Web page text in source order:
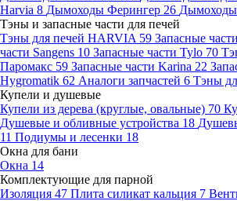
Harvia 8 Дымоходы Ферингер 26
Тэны и запасные части для печей
Тэны для печей HARVIA 59 Запасные
части Sangens 10 Запасные части Tylo 70
Паромакс 59 Запасные части Karina 22
Hygromatik 62 Аналоги запчастей 6 Тэны
Купели и душевые
Купели из дерева (круглые, овальные) 70
Душевые и обливные устройства 18
11 Подиумы и лесенки 18
Окна для бани
Окна 14
Комплектующие для парной
Изоляция 47 Плита силикат кальция 7